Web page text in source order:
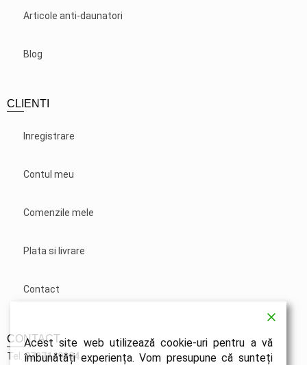
Articole anti-daunatori
Blog
CLIENTI
Inregistrare
Contul meu
Comenzile mele
Plata si livrare
Contact
CONTACT
Tel.0727149984
Acest site web utilizează cookie-uri pentru a vă
îmbunătăți experiența. Vom presupune că sunteți